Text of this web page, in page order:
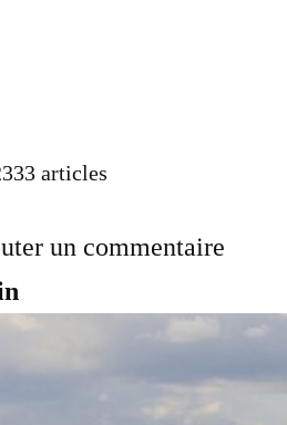
articles
un commentaire